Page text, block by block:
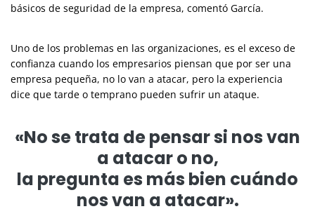
básicos de seguridad de la empresa, comentó García.
Uno de los problemas en las organizaciones, es el exceso de
confianza cuando los empresarios piensan que por ser una
empresa pequeña, no lo van a atacar, pero la experiencia
dice que tarde o temprano pueden sufrir un ataque.
«No se trata de pensar si nos van
a atacar o no,
la pregunta es más bien cuándo
nos van a atacar».